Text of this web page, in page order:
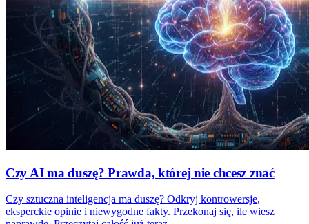
Czy AI ma duszę? Prawda, której nie chcesz znać
Czy sztuczna inteligencja ma duszę? Odkryj kontrowersje,
eksperckie opinie i niewygodne fakty. Przekonaj się, ile wiesz